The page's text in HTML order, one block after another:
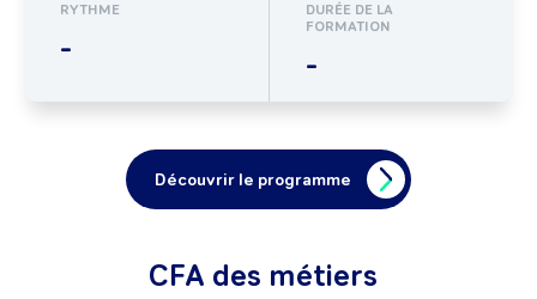
RYTHME
-
DURÉE DE LA
FORMATION
-
Découvrir le programme
CFA des métiers